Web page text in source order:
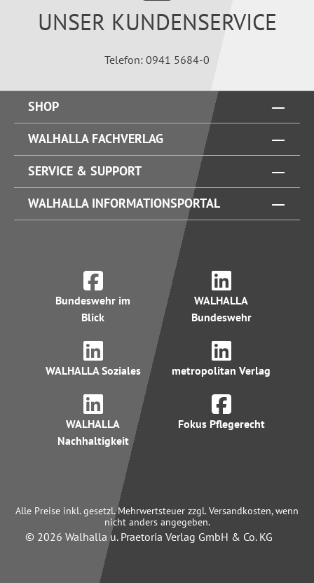
UNSER KUNDENSERVICE
Telefon: 0941 5684-0
SHOP
WALHALLA FACHVERLAG
SERVICE & SUPPORT
WALHALLA INFORMATIONSPORTAL
Bundeswehr im
Blick
WALHALLA
Bundeswehr
WALHALLA Soziales metropolitan Verlag
WALHALLA
Nachhaltigkeit
Fokus Pflegerecht
Alle Preise inkl. gesetzl. Mehrwertsteuer zzgl. Versandkosten, wenn
nicht anders angegeben.
© 2026 Walhalla u. Praetoria Verlag GmbH & Co. KG